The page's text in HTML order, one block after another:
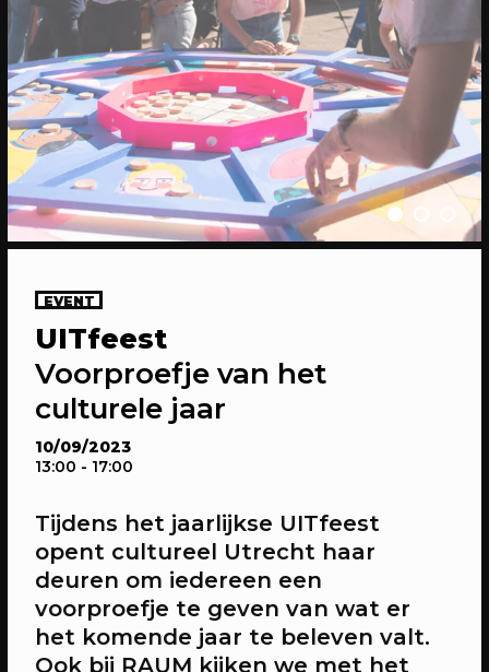
09/08/2026
Spielerei x Pop-Up Hondenclub
Een gezellige meet-up voor alle
hondenliefhebbers
EVENT
10/09/2023
13:00 - 17:00
UITfeest
Voorproefje van het
culturele jaar
Tijdens het jaarlijkse UITfeest
opent cultureel Utrecht haar
deuren om iedereen een
voorproefje te geven van wat er
het komende jaar te beleven valt.
Ook bij RAUM kijken we met het